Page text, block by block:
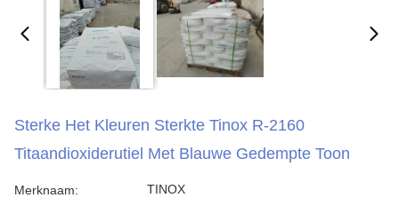
Sterke Het Kleuren Sterkte Tinox R-2160
Titaandioxiderutiel Met Blauwe Gedempte Toon
Merknaam: TINOX